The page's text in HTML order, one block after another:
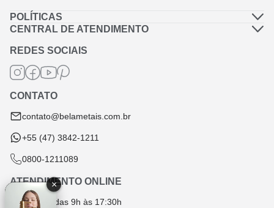
POLÍTICAS
Política de Privacidade
Política de Frete
Termos de Garantia
Termos e Condições
Troca e Devolução
CENTRAL DE ATENDIMENTO
Fale Conosco
REDES SOCIAIS
CONTATO
contato@belametais.com.br
+55 (47) 3842-1211
0800-1211089
ATENDIMENTO ONLINE
SEG - SEX das 9h às 17:30h
×